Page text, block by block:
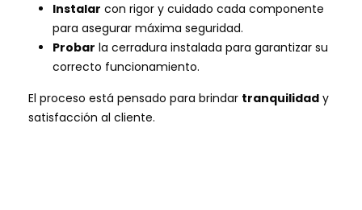
Instalar con rigor y cuidado cada componente
para asegurar máxima seguridad.
Probar la cerradura instalada para garantizar su
correcto funcionamiento.
El proceso está pensado para brindar tranquilidad y
satisfacción al cliente.